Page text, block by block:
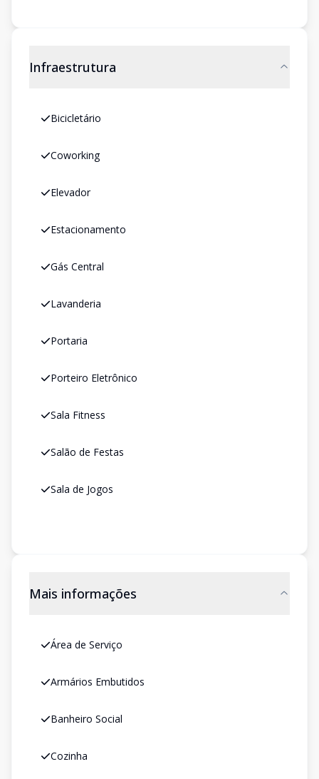
Infraestrutura
Bicicletário
Coworking
Elevador
Estacionamento
Gás Central
Lavanderia
Portaria
Porteiro Eletrônico
Sala Fitness
Salão de Festas
Sala de Jogos
Mais informações
Área de Serviço
Armários Embutidos
Banheiro Social
Cozinha